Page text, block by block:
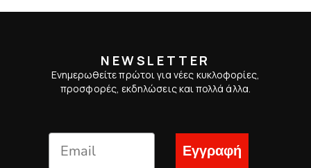
NEWSLETTER
Ενημερωθείτε πρώτοι για νέες κυκλοφορίες,
προσφορές, εκδηλώσεις και πολλά άλλα.
Εγγραφή